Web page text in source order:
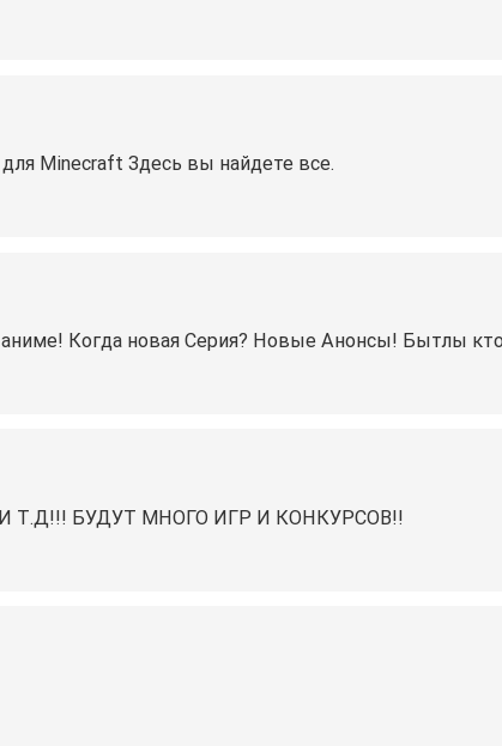
Minecraft Здесь вы найдете все.
Когда новая Серия? Новые Анонсы! Бытлы
Т.Д!!! БУДУТ МНОГО ИГР И КОНКУРСОВ!!